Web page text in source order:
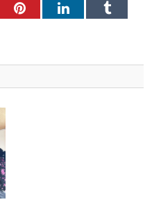
PinterestLinkedInTumblr